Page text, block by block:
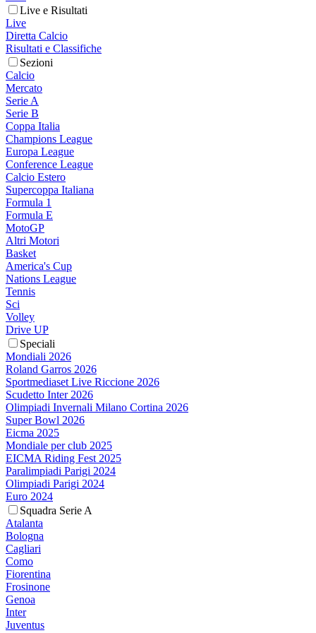
Live e Risultati
Live
Diretta Calcio
Risultati e Classifiche
Sezioni
Calcio
Mercato
Serie A
Serie B
Coppa Italia
Champions League
Europa League
Conference League
Calcio Estero
Supercoppa Italiana
Formula 1
Formula E
MotoGP
Altri Motori
Basket
America's Cup
Nations League
Tennis
Sci
Volley
Drive UP
Speciali
Mondiali 2026
Roland Garros 2026
Sportmediaset Live Riccione 2026
Scudetto Inter 2026
Olimpiadi Invernali Milano Cortina 2026
Super Bowl 2026
Eicma 2025
Mondiale per club 2025
EICMA Riding Fest 2025
Paralimpiadi Parigi 2024
Olimpiadi Parigi 2024
Euro 2024
Squadra Serie A
Atalanta
Bologna
Cagliari
Como
Fiorentina
Frosinone
Genoa
Inter
Juventus